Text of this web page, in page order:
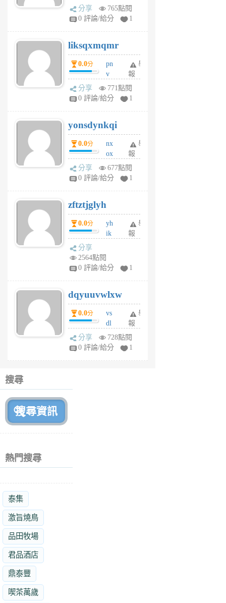
rv
pj
6
個
月
前
分享
765點閱
0 評論/給分
1
liksqxmqmr
0.0分
pn
v
wt
sv
6
個
月
前
舉
報
分享
771點閱
0 評論/給分
1
yonsdynkqi
0.0分
nx
ox
rh
pe
月
前
舉
報
分享
677點閱
0 評論/給分
1
zftztjglyh
0.0分
yh
ik
tu
6
個
月
前
舉
報
分享
2564點閱
0 評論/給分
1
dqyuuvwlxw
0.0分
vs
dl
sq
fy
舉
報
分享
728點閱
0 評論/給分
1
搜尋
熱門搜尋
泰集
激旨燒鳥
品田牧場
君品酒店
鼎泰豐
喫茶萬歲